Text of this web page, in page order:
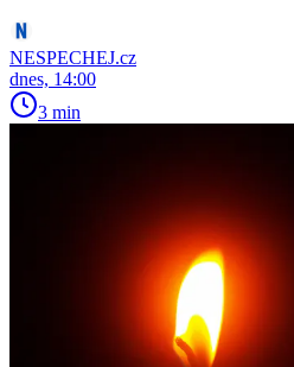
NESPECHEJ.cz
dnes, 14:00
3 min